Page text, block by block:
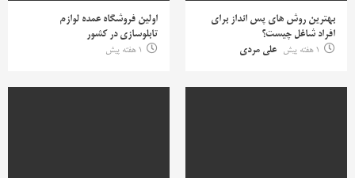
بهترین روش‌ های پس‌ انداز برای
افراد شاغل چیست؟
1 هفته پیش
علی مردی
اولین فروشگاه عمده لوازم
تابلوسازی در کشور
1 هفته پیش